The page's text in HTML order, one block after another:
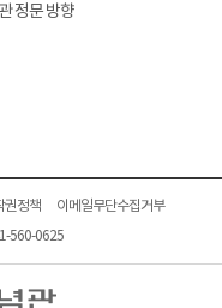
정문 방향
권정책
이메일무단수집거부
560-0625